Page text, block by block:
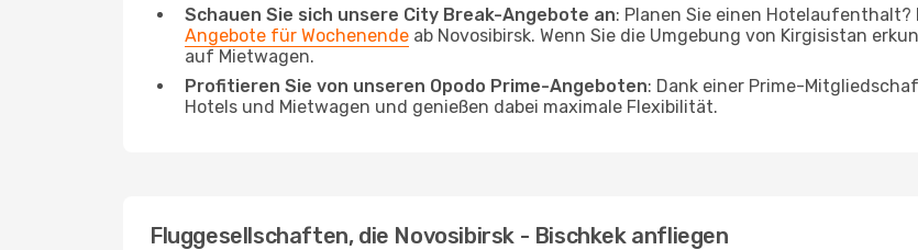
Schauen Sie sich unsere City Break-Angebote an: Planen Sie einen
Angebote für Wochenende ab Novosibirsk. Wenn Sie die Umgebung von Kirgisistan
auf Mietwagen.
Profitieren Sie von unseren Opodo Prime-Angeboten: Dank einer Prime-
Hotels und Mietwagen und genießen dabei maximale Flexibilität.
Fluggesellschaften, die Novosibirsk - Bischkek anfliegen